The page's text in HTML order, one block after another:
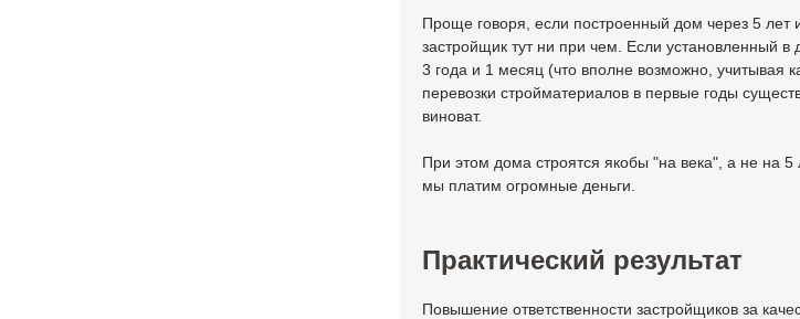
Проще говоря, если построенный дом через 5 лет
застройщик тут ни при чем. Если установленный
3 года и 1 месяц (что вполне возможно, учитывая
перевозки стройматериалов в первые годы
виноват.
При этом дома строятся якобы "на века", а не на 5
мы платим огромные деньги.
Практический результат
Повышение ответственности застройщиков за